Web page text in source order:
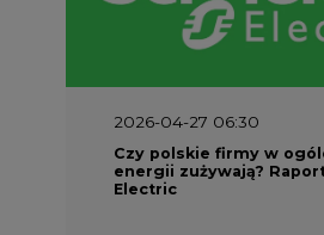
2026-04-27 06:30
Czy polskie firmy w
energii zużywają?
Electric